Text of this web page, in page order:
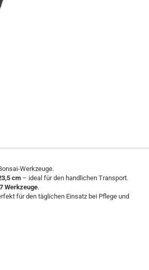
Werkzeuge.
cm – ideal für den handlichen Transport.
Werkzeuge.
für den täglichen Einsatz bei Pflege und